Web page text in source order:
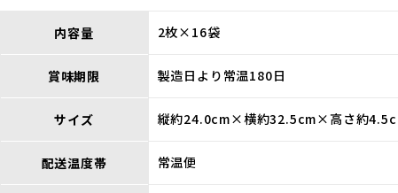
内容量 2枚×16袋
賞味期限 製造日より常温180日
サイズ 縦約24.0cm×横約32.5cm×高さ約
配送温度帯 常温便